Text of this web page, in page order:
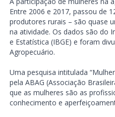
Entre 2006 e 2017, passou de
produtores rurais – são quase
na atividade. Os dados são do
e Estatística (IBGE) e foram
Agropecuário.
Uma pesquisa intitulada
pela ABAG (Associação
que as mulheres são as
conhecimento e